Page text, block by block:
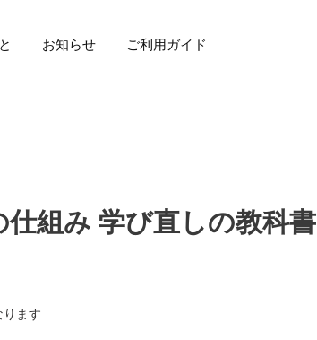
お知らせ ご利用ガイド
仕組み 学び直しの教科書
ります